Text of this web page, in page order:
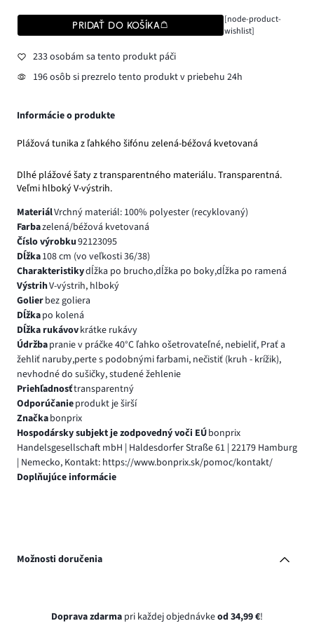
PRIDAŤ DO KOŠÍKA
[node-product-
wishlist]
233 osobám sa tento produkt páči
196 osôb si prezrelo tento produkt v priebehu 24h
Informácie o produkte
Plážová tunika z ľahkého šifónu zelená-béžová kvetovaná
Dlhé plážové šaty z transparentného materiálu. Transparentná.
Veľmi hlboký V-výstrih.
MateriálVrchný materiál: 100% polyester (recyklovaný)
Farbazelená/béžová kvetovaná
Číslo výrobku92123095
Dĺžka108 cm (vo veľkosti 36/38)
Charakteristikydĺžka po brucho,dĺžka po boky,dĺžka po ramená
VýstrihV-výstrih, hlboký
Golierbez goliera
Dĺžkapo kolená
Dĺžka rukávovkrátke rukávy
Údržbapranie v práčke 40°C ľahko ošetrovateľné, nebieliť, Prať a
žehliť naruby,perte s podobnými farbami, nečistiť (kruh - krížik),
nevhodné do sušičky, studené žehlenie
Priehľadnosťtransparentný
Odporúčanieprodukt je širší
Značkabonprix
Hospodársky subjekt je zodpovedný voči EÚbonprix
Handelsgesellschaft mbH | Haldesdorfer Straße 61 | 22179 Hamburg
| Nemecko, Kontakt: https://www.bonprix.sk/pomoc/kontakt/
Doplňujúce informácie
Možnosti doručenia
Doprava zdarma pri každej objednávkeod 34,99 €!